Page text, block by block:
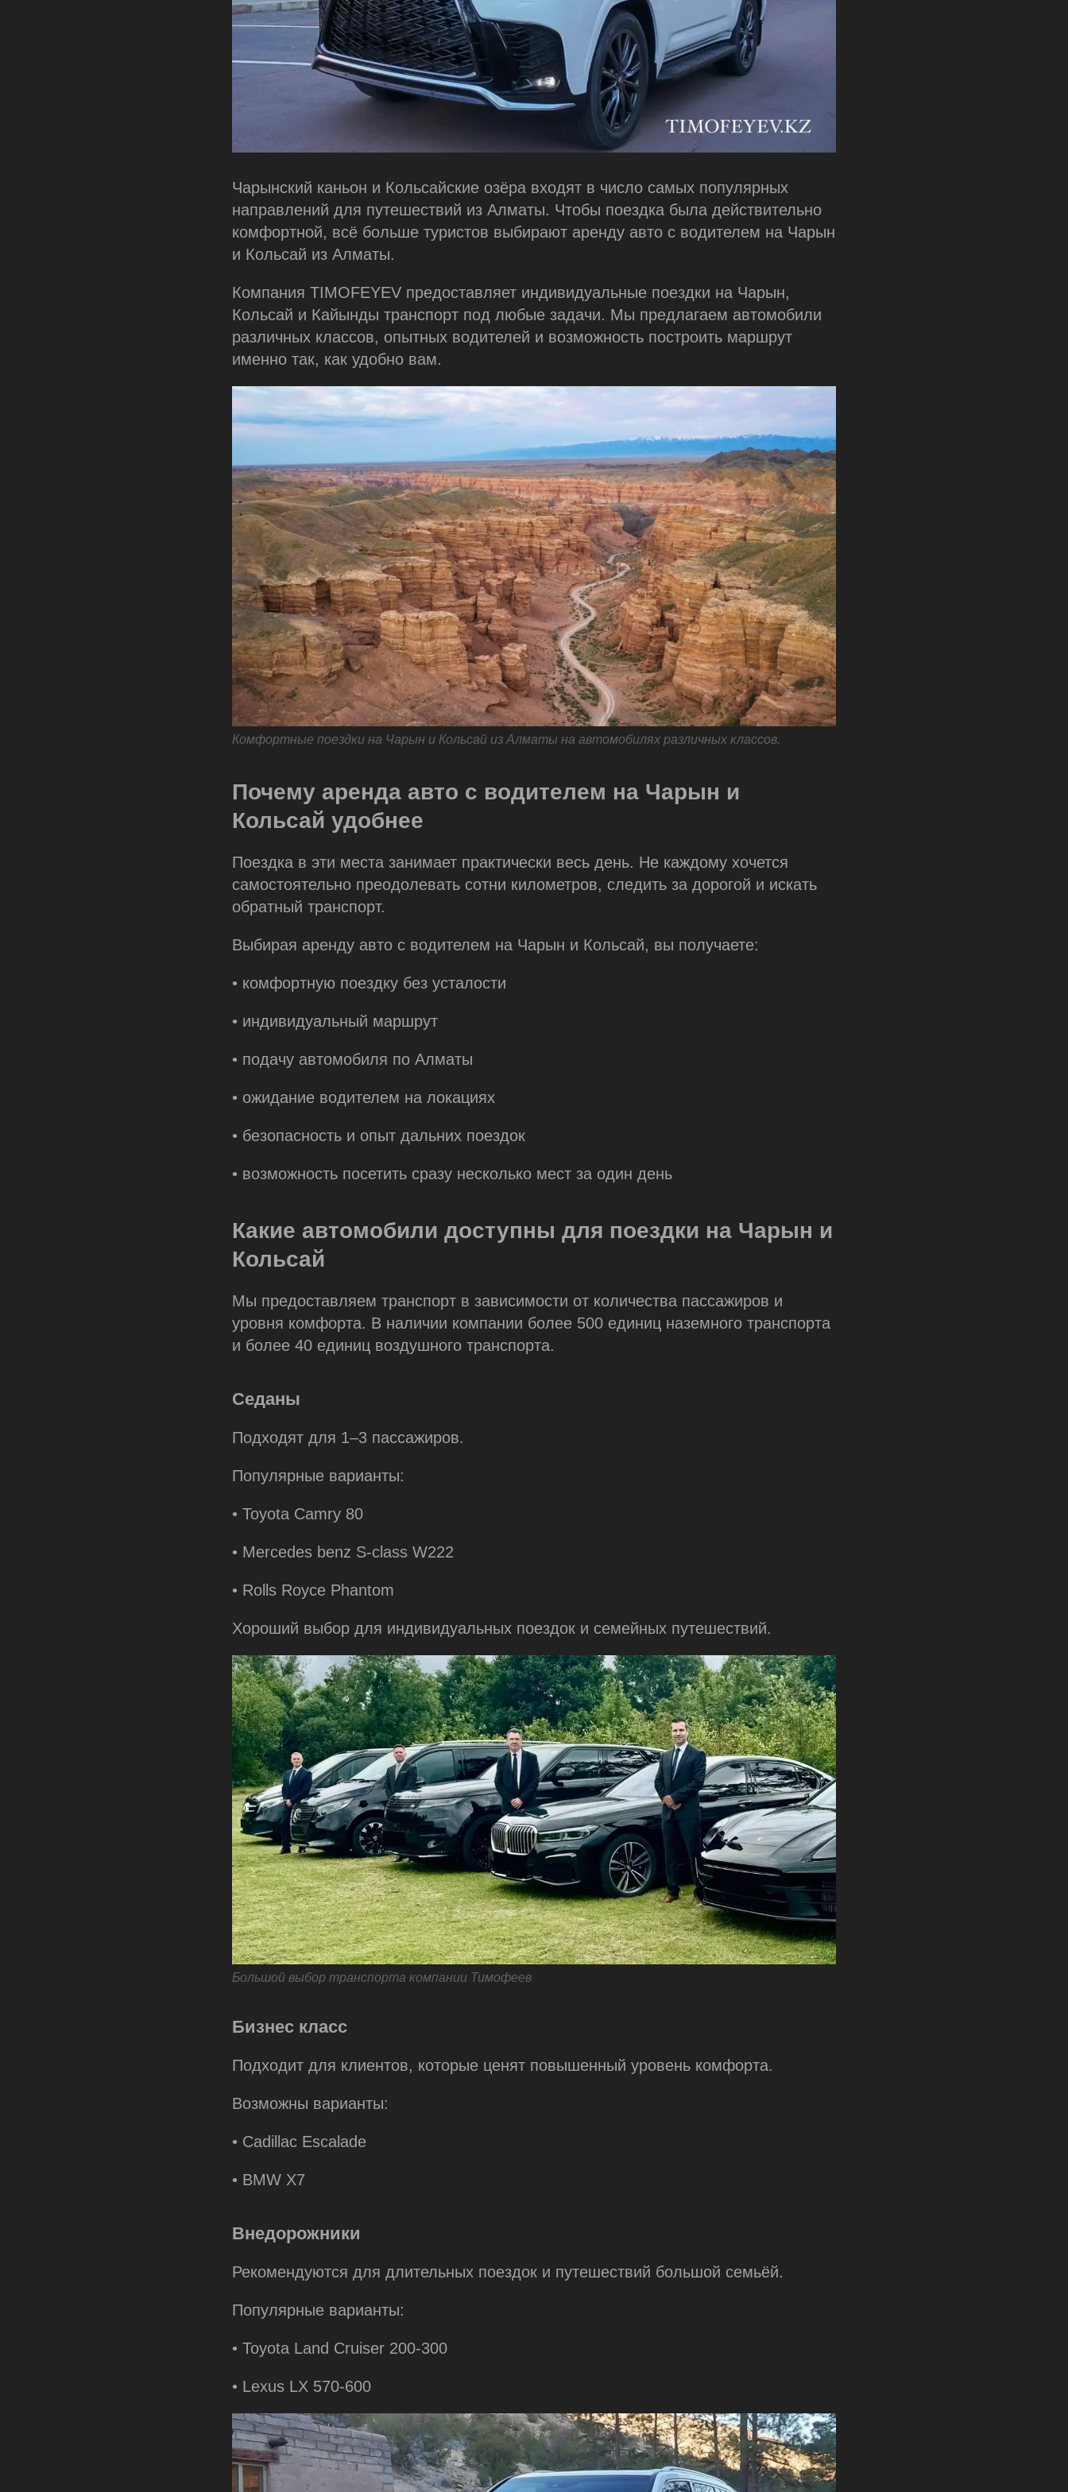
Чарынский каньон и Кольсайские озёра входят в число самых популярных
направлений для путешествий из Алматы. Чтобы поездка была действительно
комфортной, всё больше туристов выбирают аренду авто с водителем на Чарын
и Кольсай из Алматы.
Компания TIMOFEYEV предоставляет индивидуальные поездки на Чарын,
Кольсай и Кайынды транспорт под любые задачи. Мы предлагаем автомобили
различных классов, опытных водителей и возможность построить маршрут
именно так, как удобно вам.
Комфортные поездки на Чарын и Кольсай из Алматы на автомобилях различных классов.
Почему аренда авто с водителем на Чарын и
Кольсай удобнее
Поездка в эти места занимает практически весь день. Не каждому хочется
самостоятельно преодолевать сотни километров, следить за дорогой и искать
обратный транспорт.
Выбирая аренду авто с водителем на Чарын и Кольсай, вы получаете:
• комфортную поездку без усталости
• индивидуальный маршрут
• подачу автомобиля по Алматы
• ожидание водителем на локациях
• безопасность и опыт дальних поездок
• возможность посетить сразу несколько мест за один день
Какие автомобили доступны для поездки на Чарын и
Кольсай
Мы предоставляем транспорт в зависимости от количества пассажиров и
уровня комфорта. В наличии компании более 500 единиц наземного транспорта
и более 40 единиц воздушного транспорта.
Седаны
Подходят для 1–3 пассажиров.
Популярные варианты:
• Toyota Camry 80
• Mercedes benz S-class W222
• Rolls Royce Phantom
Хороший выбор для индивидуальных поездок и семейных путешествий.
Большой выбор транспорта компании Тимофеев
Бизнес класс
Подходит для клиентов, которые ценят повышенный уровень комфорта.
Возможны варианты:
• Cadillac Escalade
• BMW Х7
Внедорожники
Рекомендуются для длительных поездок и путешествий большой семьёй.
Популярные варианты:
• Toyota Land Cruiser 200-300
• Lexus LX 570-600